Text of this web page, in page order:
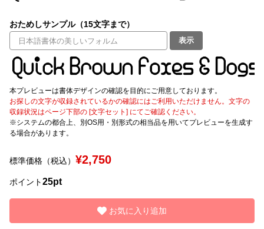
ご利用ガイド
よくあるご質問
お問い合わせ
すべてを表示
太さ・ウェイト
セット or 単体
価格帯
おためしサンプル（15文字まで）
表示
本プレビューは書体デザインの確認を目的にご用意しております。
お探しの文字が収録されているかの確認にはご利用いただけません。文字の
収録状況はページ下部の [文字セット] にてご確認ください。
※システムの都合上、別OS用・別形式の相当品を用いてプレビューを生成す
る場合があります。
標準価格（税込） ¥2,750
ポイント25pt
お気に入り追加